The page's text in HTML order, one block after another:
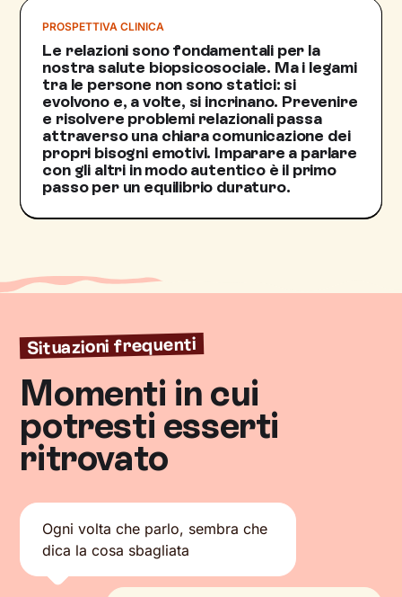
PROSPETTIVA CLINICA
Le relazioni sono fondamentali per la
nostra salute biopsicosociale. Ma i legami
tra le persone non sono statici: si
evolvono e, a volte, si incrinano. Prevenire
e risolvere problemi relazionali passa
attraverso una chiara comunicazione dei
propri bisogni emotivi. Imparare a parlare
con gli altri in modo autentico è il primo
passo per un equilibrio duraturo.
Situazioni frequenti
Momenti in cui
potresti esserti
ritrovato
Ogni volta che parlo, sembra che
dica la cosa sbagliata